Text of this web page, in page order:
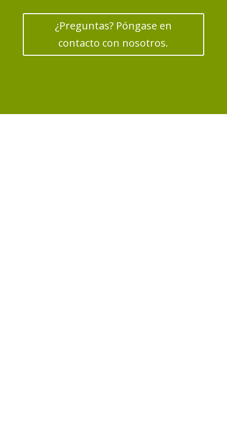
¿Preguntas? Póngase en
contacto con nosotros.